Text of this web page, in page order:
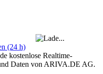
(24 h)
kostenlose Realtime-
Daten von ARIVA.DE AG.